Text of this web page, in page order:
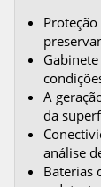
A
da
análise
Baterias